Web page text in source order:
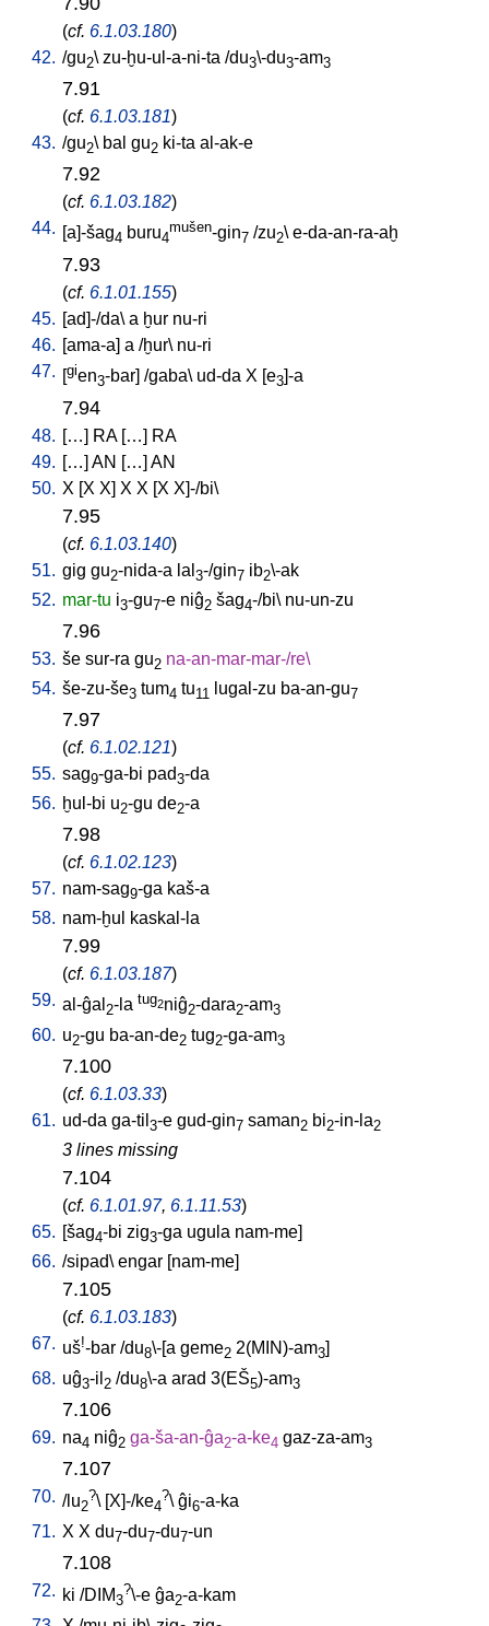
(cf. 6.1.03.180)
42. /gu2\ zu-ḫu-ul-a-ni-ta /du3\-du3-am3
7.91
(cf. 6.1.03.181)
43. /gu2\ bal gu2 ki-ta al-ak-e
7.92
(cf. 6.1.03.182)
44. [a]-šag4 buru4
mušen-gin7 /zu2\ e-da-an-ra-aḫ
7.93
(cf. 6.1.01.155)
45. [ad]-/da\ a ḫur nu-ri
46. [ama-a] a /ḫur\ nu-ri
47. [gien3-bar] /gaba\ ud-da X [e3]-a
7.94
48. […] RA[…] RA
49. […] AN […] AN
50. X [X X] X X [X X]-/bi\
7.95
(cf. 6.1.03.140)
51. gig gu2-nida-a lal 3-/gin7 ib2\-ak
52. mar-tu i3-gu7-e niĝ2 šag4-/bi\ nu-un-zu
7.96
53. še sur-ra gu2 na-an-mar-mar-/re\
54. še-zu-še3 tum4 tu11 lugal-zu ba-an-gu7
7.97
(cf. 6.1.02.121)
55. sag9-ga-bi pad3-da
56. ḫul-bi u2-gu de2-a
7.98
(cf. 6.1.02.123)
57. nam-sag9-ga kaš-a
58. nam-ḫul kaskal-la
7.99
(cf. 6.1.03.187)
59. al-ĝal 2-la tug2niĝ2-dara2-am3
60. u2-gu ba-an-de2 tug2-ga-am3
7.100
(cf. 6.1.03.33)
61. ud-da ga-til 3-e gud-gin7 saman2 bi2-in-la2
3 lines missing
7.104
(cf. 6.1.01.97, 6.1.11.53)
65. [šag4-bi zig3-ga ugula nam-me]
66. /sipad\ engar [nam-me]
7.105
(cf. 6.1.03.183)
67. uš!-bar /du8\-[a geme2 2(MIN)-am3]
68. uĝ3-il 2 /du8\-a arad 3(EŠ5)-am3
7.106
69. na4 niĝ2 ga-ša-an-ĝa2-a-ke4 gaz-za-am3
7.107
70. /lu2
?\ [X]-/ke4
?\ ĝi6-a-ka
71. X X du7-du7-du7-un
7.108
72. ki /DIM3
?\-e ĝa2-a-kam